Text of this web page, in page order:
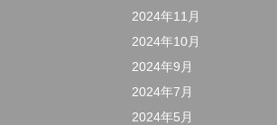
2024年11月
2024年10月
2024年9月
2024年7月
2024年5月